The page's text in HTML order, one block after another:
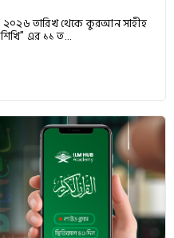
তারিখ থেকে কুরআন সাহীহ
এর ১১ ত...